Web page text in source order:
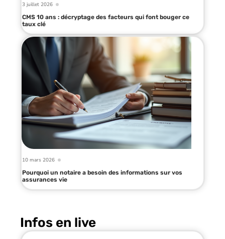
3 juillet 2026
CMS 10 ans : décryptage des facteurs qui font bouger ce
taux clé
10 mars 2026
Pourquoi un notaire a besoin des informations sur vos
assurances vie
Infos en live